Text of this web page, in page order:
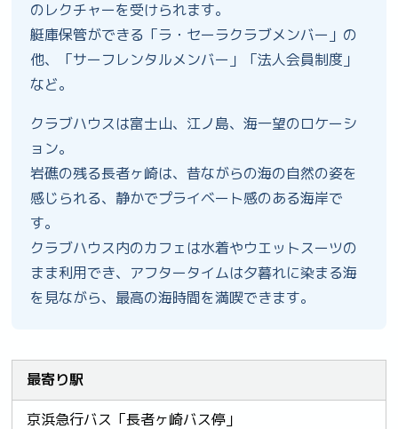
のレクチャーを受けられます。
艇庫保管ができる「ラ・セーラクラブメンバー」の
他、「サーフレンタルメンバー」「法人会員制度」
など。
クラブハウスは富士山、江ノ島、海一望のロケーシ
ョン。
岩礁の残る長者ヶ崎は、昔ながらの海の自然の姿を
感じられる、静かでプライベート感のある海岸で
す。
クラブハウス内のカフェは水着やウエットスーツの
まま利用でき、アフタータイムは夕暮れに染まる海
を見ながら、最高の海時間を満喫できます。
最寄り駅
京浜急行バス「長者ヶ崎バス停」